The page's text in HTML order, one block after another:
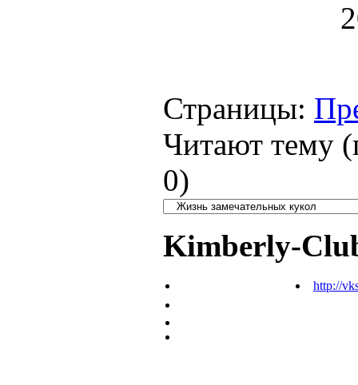
Страницы:
Читают тему
0)
Kimberly-
http://